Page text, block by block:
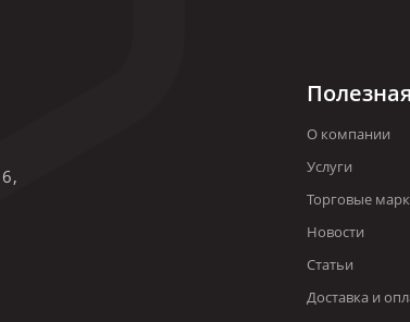
О компании
Услуги
Торговые
Новости
Статьи
Доставка и